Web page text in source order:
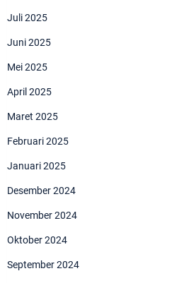
Juli 2025
Juni 2025
Mei 2025
April 2025
Maret 2025
Februari 2025
Januari 2025
Desember 2024
November 2024
Oktober 2024
September 2024